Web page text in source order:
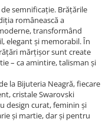
semnificație. Brățările
românească a
transformând
elegant și memorabil. În
mărțișor sunt create
– ca amintire, talisman și
la Bijuteria Neagră, fiecare
cristale Swarovski
design curat, feminin și
și martie, dar și pentru